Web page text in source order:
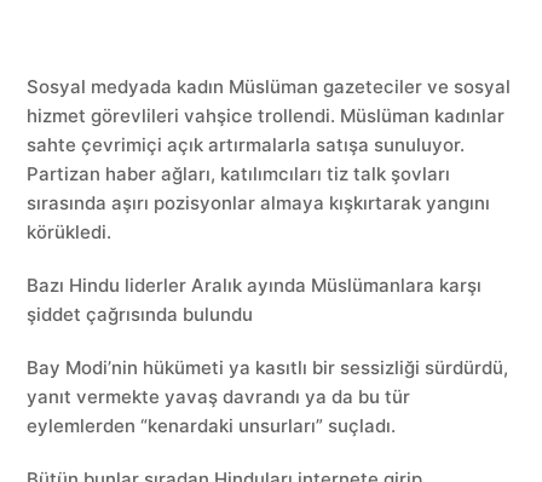
Sosyal medyada kadın Müslüman gazeteciler ve sosyal
hizmet görevlileri vahşice trollendi. Müslüman kadınlar
sahte çevrimiçi açık artırmalarla satışa sunuluyor.
Partizan haber ağları, katılımcıları tiz talk şovları
sırasında aşırı pozisyonlar almaya kışkırtarak yangını
körükledi.
Bazı Hindu liderler Aralık ayında Müslümanlara karşı
şiddet çağrısında bulundu
Bay Modi’nin hükümeti ya kasıtlı bir sessizliği sürdürdü,
yanıt vermekte yavaş davrandı ya da bu tür
eylemlerden “kenardaki unsurları” suçladı.